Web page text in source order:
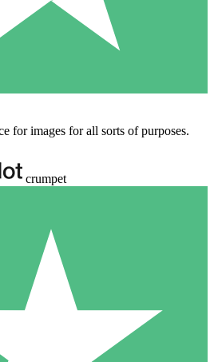
for images for all sorts of purposes.
crumpet